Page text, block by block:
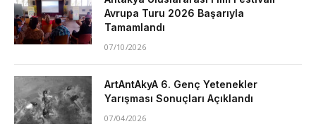
Avrupa Turu 2026 Başarıyla
Tamamlandı
07/10/2026
ArtAntAkyA 6. Genç Yetenekler
Yarışması Sonuçları Açıklandı
07/04/2026